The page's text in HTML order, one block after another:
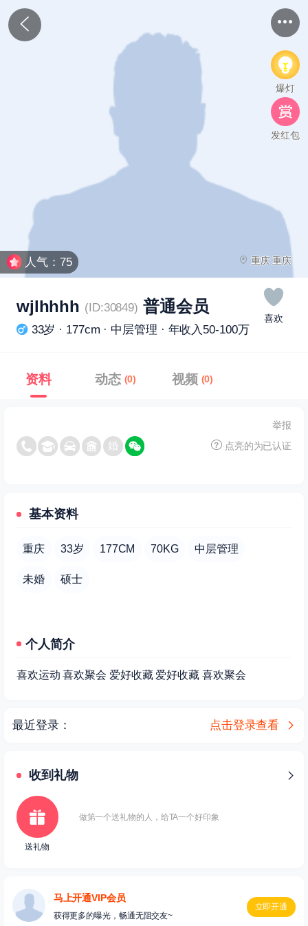
人气：75 重庆 重庆
wjlhhhh (ID:30849) 普通会员
33岁 · 177cm · 中层管理 · 年收入50-100万
喜欢
资料 动态 (0) 视频 (0)
举报
点亮的为已认证
基本资料
重庆 33岁 177CM 70KG 中层管理
未婚 硕士
个人简介
喜欢运动 喜欢聚会 爱好收藏 爱好收藏 喜欢聚会
最近登录： 点击登录查看
收到礼物
送礼物
做第一个送礼物的人，给TA一个好印象
马上开通VIP会员
获得更多的曝光，畅通无阻交友~
立即开通
爆灯
发红包